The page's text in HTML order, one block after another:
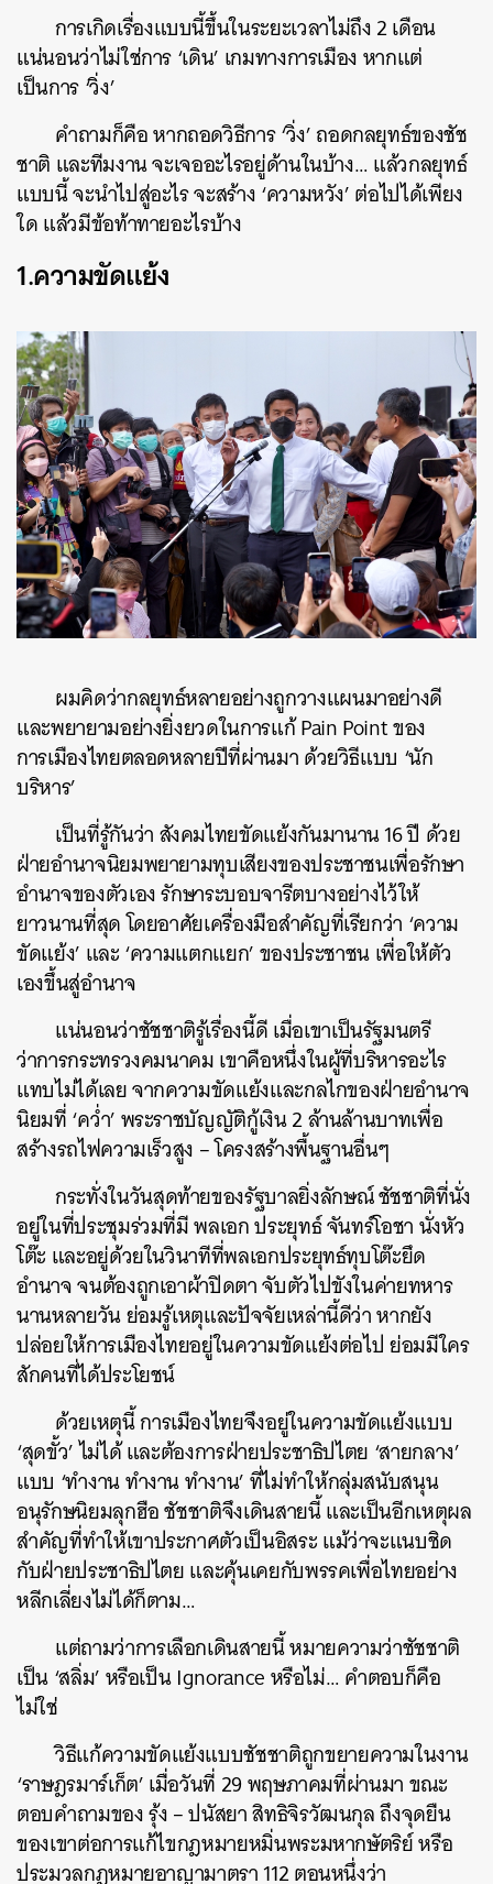
การเกิดเรื่องแบบนี้ขึ้นในระยะเวลาไม่ถึง 2 เดือน
แน่นอนว่าไม่ใช่การ ‘เดิน’ เกมทางการเมือง หากแต่
เป็นการ ‘วิ่ง’
คำถามก็คือ หากถอดวิธีการ ‘วิ่ง’ ถอดกลยุทธ์ของชัช
ชาติ และทีมงาน จะเจออะไรอยู่ด้านในบ้าง… แล้วกลยุทธ์
แบบนี้ จะนำไปสู่อะไร จะสร้าง ‘ความหวัง’ ต่อไปได้เพียง
ใด แล้วมีข้อท้าทายอะไรบ้าง
1.ความขัดแย้ง
ผมคิดว่ากลยุทธ์หลายอย่างถูกวางแผนมาอย่างดี
และพยายามอย่างยิ่งยวดในการแก้ Pain Point ของ
การเมืองไทยตลอดหลายปีที่ผ่านมา ด้วยวิธีแบบ ‘นัก
บริหาร’
เป็นที่รู้กันว่า สังคมไทยขัดแย้งกันมานาน 16 ปี ด้วย
ฝ่ายอำนาจนิยมพยายามทุบเสียงของประชาชนเพื่อรักษา
อำนาจของตัวเอง รักษาระบอบจารีตบางอย่างไว้ให้
ยาวนานที่สุด โดยอาศัยเครื่องมือสำคัญที่เรียกว่า ‘ความ
ขัดแย้ง’ และ ‘ความแตกแยก’ ของประชาชน เพื่อให้ตัว
เองขึ้นสู่อำนาจ
แน่นอนว่าชัชชาติรู้เรื่องนี้ดี เมื่อเขาเป็นรัฐมนตรี
ว่าการกระทรวงคมนาคม เขาคือหนึ่งในผู้ที่บริหารอะไร
แทบไม่ได้เลย จากความขัดแย้งและกลไกของฝ่ายอำนาจ
นิยมที่ ‘คว่ำ’ พระราชบัญญัติกู้เงิน 2 ล้านล้านบาทเพื่อ
สร้างรถไฟความเร็วสูง – โครงสร้างพื้นฐานอื่นๆ
กระทั่งในวันสุดท้ายของรัฐบาลยิ่งลักษณ์ ชัชชาติที่นั่ง
อยู่ในที่ประชุมร่วมที่มี พลเอก ประยุทธ์ จันทร์โอชา นั่งหัว
โต๊ะ และอยู่ด้วยในวินาทีที่พลเอกประยุทธ์ทุบโต๊ะยึด
อำนาจ จนต้องถูกเอาผ้าปิดตา จับตัวไปขังในค่ายทหาร
นานหลายวัน ย่อมรู้เหตุและปัจจัยเหล่านี้ดีว่า หากยัง
ปล่อยให้การเมืองไทยอยู่ในความขัดแย้งต่อไป ย่อมมีใคร
สักคนที่ได้ประโยชน์
ด้วยเหตุนี้ การเมืองไทยจึงอยู่ในความขัดแย้งแบบ
‘สุดขั้ว’ ไม่ได้ และต้องการฝ่ายประชาธิปไตย ‘สายกลาง’
แบบ ‘ทำงาน ทำงาน ทำงาน’ ที่ไม่ทำให้กลุ่มสนับสนุน
อนุรักษนิยมลุกฮือ ชัชชาติจึงเดินสายนี้ และเป็นอีกเหตุผล
สำคัญที่ทำให้เขาประกาศตัวเป็นอิสระ แม้ว่าจะแนบชิด
กับฝ่ายประชาธิปไตย และคุ้นเคยกับพรรคเพื่อไทยอย่าง
หลีกเลี่ยงไม่ได้ก็ตาม…
แต่ถามว่าการเลือกเดินสายนี้ หมายความว่าชัชชาติ
เป็น ‘สลิ่ม’ หรือเป็น Ignorance หรือไม่… คำตอบก็คือ
ไม่ใช่
วิธีแก้ความขัดแย้งแบบชัชชาติถูกขยายความในงาน
‘ราษฎรมาร์เก็ต’ เมื่อวันที่ 29 พฤษภาคมที่ผ่านมา ขณะ
ตอบคำถามของ รุ้ง – ปนัสยา สิทธิจิรวัฒนกุล ถึงจุดยืน
ของเขาต่อการแก้ไขกฎหมายหมิ่นพระมหากษัตริย์ หรือ
ประมวลกฎหมายอาญามาตรา 112 ตอนหนึ่งว่า